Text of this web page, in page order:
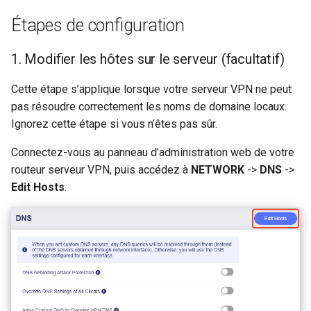
c
GL-MT2500/GL-MT2500A
(Brume 2)
GL-SFT1200 (Opal)
GL-MT300N-V2 (Mango)
SIMPoYo 4G uFi
GL-S20
GL-S10
fonctionne pas
Bloque sur "Installing"
pendant la mise a jour du
firmware
Bloque sur "Reverting"
Bloque sur "Rebooting"
pendant le redemarrage du
Comment resoudre un
Support technique via
Étapes de configuration
1. Modifier les hôtes sur le serveur (facultatif)
Cette étape s’applique lorsque votre serveur VPN ne peut
pas résoudre correctement les noms de domaine locaux.
Ignorez cette étape si vous n’êtes pas sûr.
Connectez-vous au panneau d’administration web de votre
routeur serveur VPN, puis accédez à NETWORK -> DNS ->
Edit Hosts.